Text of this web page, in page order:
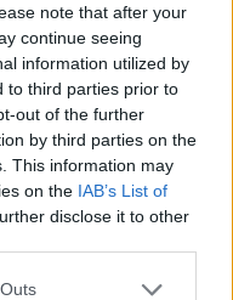
note that after your
continue seeing
information utilized by
to third parties prior to
out of the further
by third parties on the
This information may
on the IAB’s List of
disclose it to other
πρόοδο
του 2030